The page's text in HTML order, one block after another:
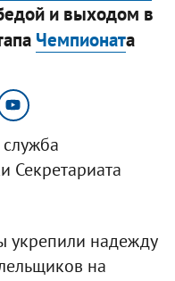
и выходом в
Чемпионата
Секретариата
укрепили надежду
на